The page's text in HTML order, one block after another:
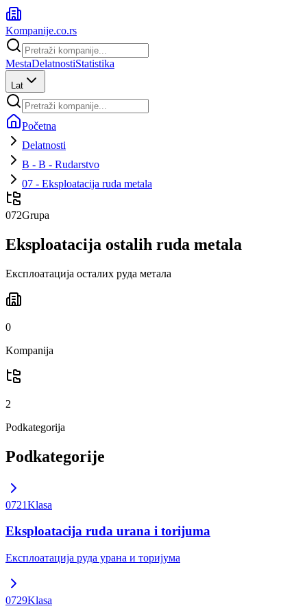
Kompanije.co.rs
MestaDelatnostiStatistika
Lat
Početna
Delatnosti
B - B - Rudarstvo
07 - Eksploatacija ruda metala
072Grupa
Eksploatacija ostalih ruda metala
Експлоатација осталих руда метала
0
Kompanija
2
Podkategorija
Podkategorije
0721Klasa
Eksploatacija ruda urana i torijuma
Експлоатација руда урана и торијума
0729Klasa